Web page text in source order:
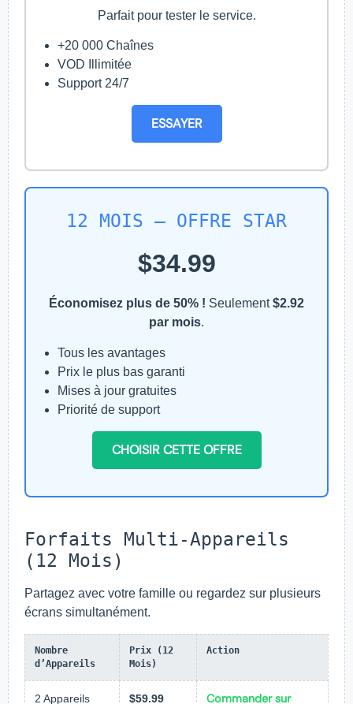
Parfait pour tester le service.
+20 000 Chaînes
VOD Illimitée
Support 24/7
ESSAYER
12 MOIS – OFFRE STAR
$34.99
Économisez plus de 50% ! Seulement$2.92
par mois.
Tous les avantages
Prix le plus bas garanti
Mises à jour gratuites
Priorité de support
CHOISIR CETTE OFFRE
Forfaits Multi-Appareils
(12 Mois)
Partagez avec votre famille ou regardez sur plusieurs
écrans simultanément.
Nombre
d’Appareils
Prix (12
Mois)
Action
2 Appareils $59.99
Commander sur